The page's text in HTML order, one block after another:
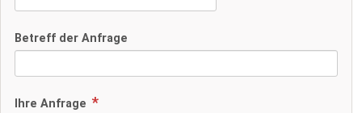
Betreff der Anfrage
Ihre Anfrage